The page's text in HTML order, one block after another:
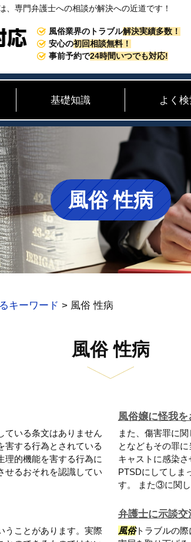
風俗 性病
専門弁護士への相談が解決への近道です！
風俗業界のトラブル解決実績多数！
安心の初回相談無料！
事前予約で24時間いつでも対応!
基礎知識 よく
キーワード > 風俗 性病
風俗 性病
ている条文はありません
害する行為とされている
理的機能を害する行為に
せるおそれを認識してい
風俗嬢に怪我
また、傷害罪に
となどもその罪に
キャストに感染
PTSDにしてしま
す。 また③に関
うことがあります。実際
弁護士に示談交
風俗トラブルの